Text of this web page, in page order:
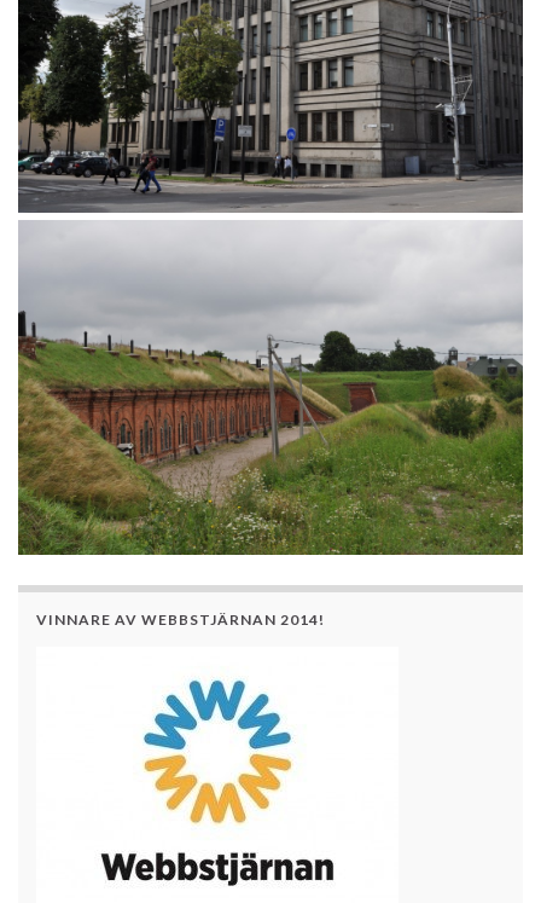
VINNARE AV WEBBSTJÄRNAN 2014!